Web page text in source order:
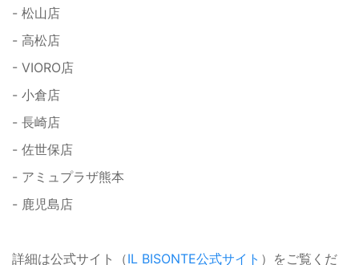
- 松山店
- 高松店
- VIORO店
- 小倉店
- 長崎店
- 佐世保店
- アミュプラザ熊本
- 鹿児島店
詳細は公式サイト（IL BISONTE公式サイト ）をご覧くだ